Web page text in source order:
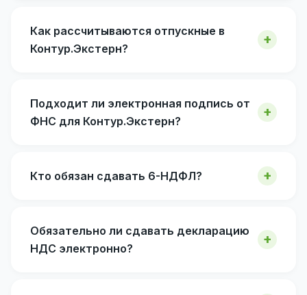
Как рассчитываются отпускные в
Контур.Экстерн?
Подходит ли электронная подпись от
ФНС для Контур.Экстерн?
Кто обязан сдавать 6-НДФЛ?
Обязательно ли сдавать декларацию
НДС электронно?